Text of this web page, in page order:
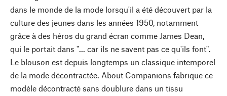
dans le monde de la mode lorsqu'il a été découvert par la
culture des jeunes dans les années 1950, notamment
grâce à des héros du grand écran comme James Dean,
qui le portait dans "... car ils ne savent pas ce qu'ils font".
Le blouson est depuis longtemps un classique intemporel
de la mode décontractée. About Companions fabrique ce
modèle décontracté sans doublure dans un tissu